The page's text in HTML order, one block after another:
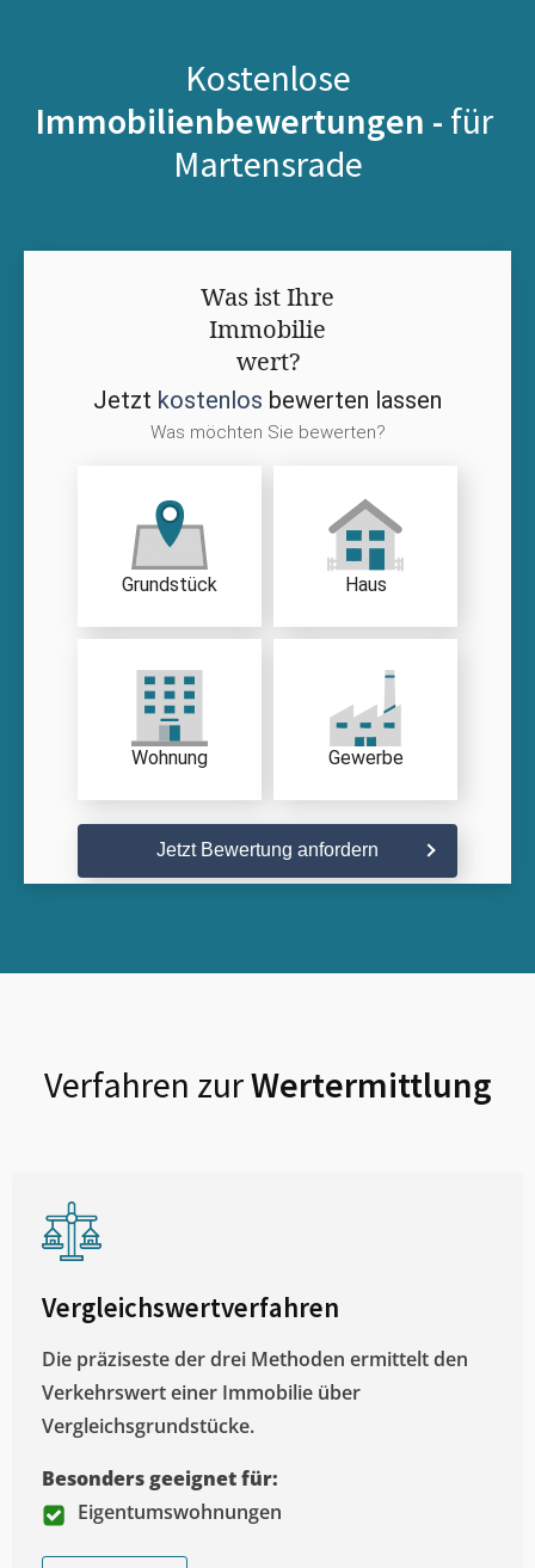
Kostenlose
Immobilienbewertungen - für
Martensrade
Was ist Ihre
Immobilie
wert?
Jetzt kostenlos bewerten lassen
Was möchten Sie bewerten?
Grundstück Haus
Wohnung Gewerbe
Jetzt Bewertung anfordern
Verfahren zurWertermittlung
Vergleichswertverfahren
Die präziseste der drei Methoden ermittelt den
Verkehrswert einer Immobilie über
Vergleichsgrundstücke.
Besonders geeignet für:
Eigentumswohnungen